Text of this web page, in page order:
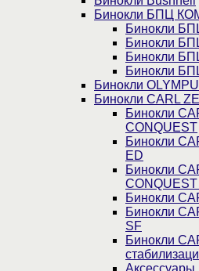
Бинокли БПЦ
Бинокли
Бинокли
Бинокли
Бинокли
Бинокли
Бинокли CARL
Бинокли
CONQUEST
Бинокли
ED
Бинокли
Бинокли
Бинокли
SF
Бинокли